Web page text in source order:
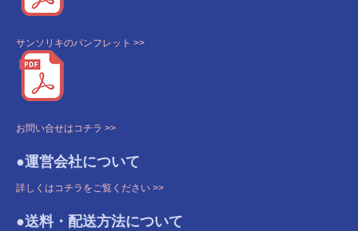
サンソリキのパンフレット >>
お問い合せはコチラ >>
●運営会社について
詳しくはコチラをご覧ください >>
●送料・配送方法について